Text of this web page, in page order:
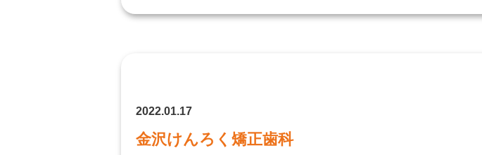
2022.01.17
金沢けんろく矯正歯科